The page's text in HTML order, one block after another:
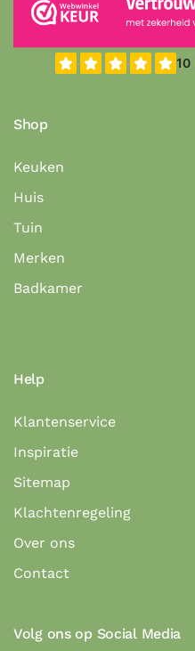
Shop
Keuken
Huis
Tuin
Merken
Badkamer
Help
Klantenservice
Inspiratie
Sitemap
Klachtenregeling
Over ons
Contact
Volg ons op Social Media